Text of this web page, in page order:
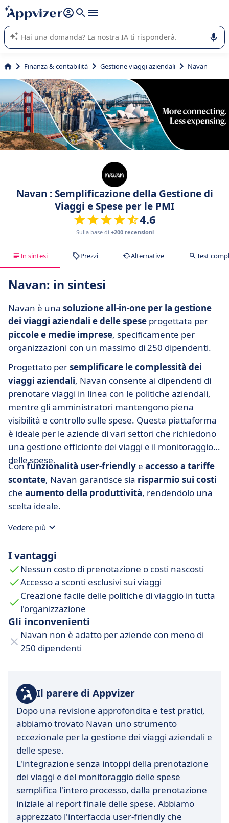
righe con
shift + enter
L'IA di Appvizer vi guida nell'utilizzo o nella scelta di un
software SaaS per la vostra azienda.
Finanza & contabilità Gestione viaggi aziendali Navan
Navan : Semplificazione della Gestione di
Viaggi e Spese per le PMI
4.6
Sulla base di +200 recensioni
In sintesi Prezzi Alternative Test
Navan: in sintesi
Navan è una soluzione all-in-one per la gestione
dei viaggi aziendali e delle spese progettata per
piccole e medie imprese, specificamente per
organizzazioni con un massimo di 250 dipendenti.
Progettato persemplificare le complessità dei
viaggi aziendali, Navan consente ai dipendenti di
prenotare viaggi in linea con le politiche aziendali,
mentre gli amministratori mantengono piena
visibilità e controllo sulle spese. Questa piattaforma
è ideale per le aziende di vari settori che richiedono
una gestione efficiente dei viaggi e il monitoraggio
delle spese.
Confunzionalità user-friendly e accesso a tariffe
scontate, Navan garantisce sia risparmio sui costi
che aumento della produttività, rendendolo una
scelta ideale.
Vedere più
I vantaggi
Nessun costo di prenotazione o costi nascosti
Accesso a sconti esclusivi sui viaggi
Creazione facile delle politiche di viaggio in tutta
l'organizzazione
Gli inconvenienti
Navan non è adatto per aziende con meno di
250 dipendenti
Il parere di Appvizer
Dopo una revisione approfondita e test pratici,
abbiamo trovato Navan uno strumento
eccezionale per la gestione dei viaggi aziendali e
delle spese.
L'integrazione senza intoppi della prenotazione
dei viaggi e del monitoraggio delle spese
semplifica l'intero processo, dalla prenotazione
iniziale al report finale delle spese. Abbiamo
apprezzato l'interfaccia user-friendly che